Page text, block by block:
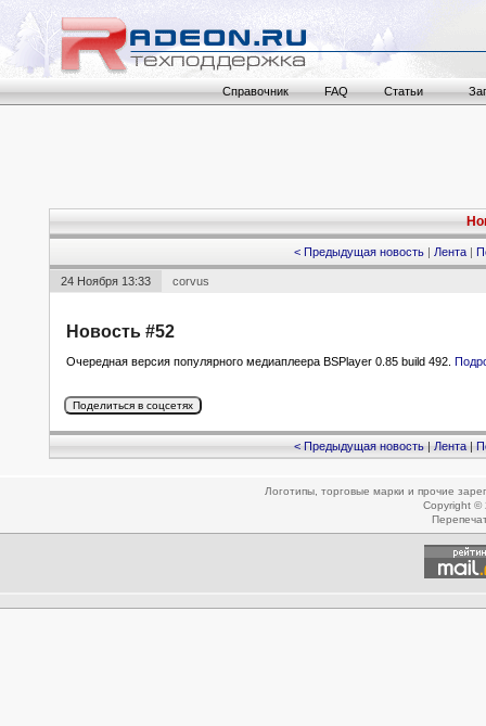
Справочник FAQ Статьи
< Предыдущая новость | Лента |
24 Ноября 13:33 corvus
Новость #52
Очередная версия популярного медиаплеера BSPlayer 0.85 build 492.
< Предыдущая новость Лента|
Логотипы, торговые марки и прочие
Copyright ©